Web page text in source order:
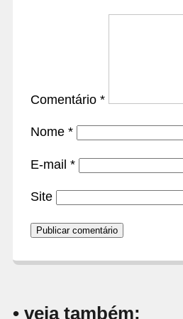
Comentário *
Nome *
E-mail *
Site
• veja também: